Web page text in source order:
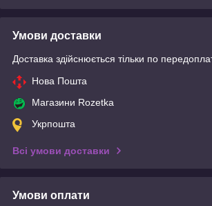
Умови доставки
Доставка здійснюється тільки по
Нова Пошта
Магазини Rozetka
Укрпошта
Всі умови доставки
Умови оплати